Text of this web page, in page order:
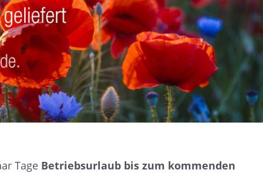
Tage Betriebsurlaub bis zum kommenden